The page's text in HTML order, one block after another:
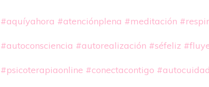
#aquíyahora #atenciónplena #meditación
#autoconsciencia #autorealización #séfeliz
#psicoterapiaonline #conectacontigo